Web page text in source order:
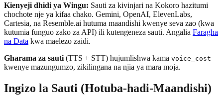
Kienyeji dhidi ya Wingu: Sauti za kivinjari na Kokoro hazitumi
chochote nje ya kifaa chako. Gemini, OpenAI, ElevenLabs,
Cartesia, na Resemble.ai hutuma maandishi kwenye seva zao (kwa
kutumia funguo zako za API) ili kutengeneza sauti. Angalia Faragha
na Data kwa maelezo zaidi.
Gharama za sauti (TTS + STT) hujumlishwa kama voice_cost
kwenye mazungumzo, zikilingana na njia ya mara moja.
Ingizo la Sauti (Hotuba-hadi-Maandishi)